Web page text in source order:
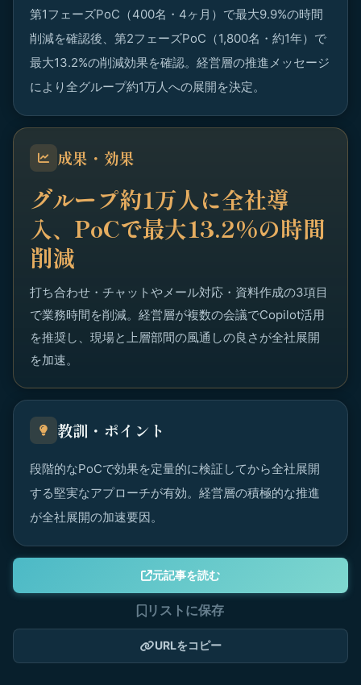
第1フェーズPoC（400名・4ヶ月）で最大9.9%の時間
削減を確認後、第2フェーズPoC（1,800名・約1年）で
最大13.2%の削減効果を確認。経営層の推進メッセージ
により全グループ約1万人への展開を決定。
成果・効果
グループ約1万人に全社導
入、PoCで最大13.2%の時間
削減
打ち合わせ・チャットやメール対応・資料作成の3項目
で業務時間を削減。経営層が複数の会議でCopilot活用
を推奨し、現場と上層部間の風通しの良さが全社展開
を加速。
教訓・ポイント
段階的なPoCで効果を定量的に検証してから全社展開
する堅実なアプローチが有効。経営層の積極的な推進
が全社展開の加速要因。
元記事を読む
リストに保存
URLをコピー